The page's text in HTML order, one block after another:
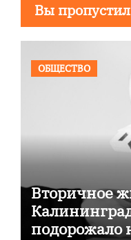
Вы
ОБЩЕСТВО
Вторичное
подорожало